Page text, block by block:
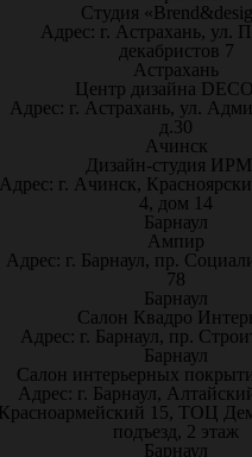
Студия
Адрес: г. Астрахань, ул.
декабристов 7
Астрахань
Центр дизайна
Адрес: г. Астрахань, ул.
д.30
Ачинск
Дизайн-студия
Адрес: г. Ачинск,
4, дом 14
Барнаул
Ампир
Адрес: г. Барнаул, пр.
78
Барнаул
Салон Квадро
Адрес: г. Барнаул, пр.
Барнаул
Салон интерьерных
Адрес: г. Барнаул,
15, ТОЦ
подъезд, 2 этаж
Барнаул